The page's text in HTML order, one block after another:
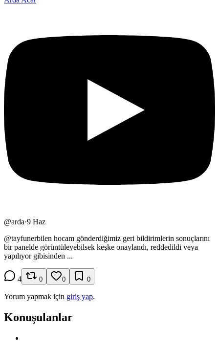
@arda·9 Haz
@tayfunerbilen hocam gönderdiğimiz geri bildirimlerin sonuçlarını
bir panelde görüntüleyebilsek keşke onaylandı, reddedildi veya
yapılıyor gibisinden ...
4 0 0 0
Yorum yapmak için giriş yap.
Konuşulanlar